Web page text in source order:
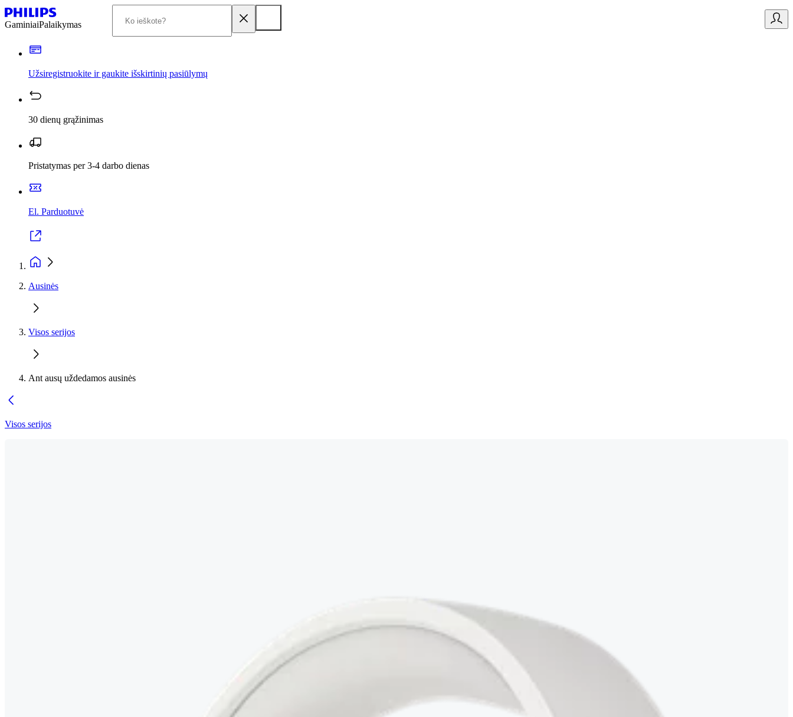
GaminiaiPalaikymas
Užsiregistruokite ir gaukite išskirtinių pasiūlymų
30 dienų grąžinimas
Pristatymas per 3-4 darbo dienas
El. Parduotuvė
Ausinės
Visos serijos
Ant ausų uždedamos ausinės
Visos serijos